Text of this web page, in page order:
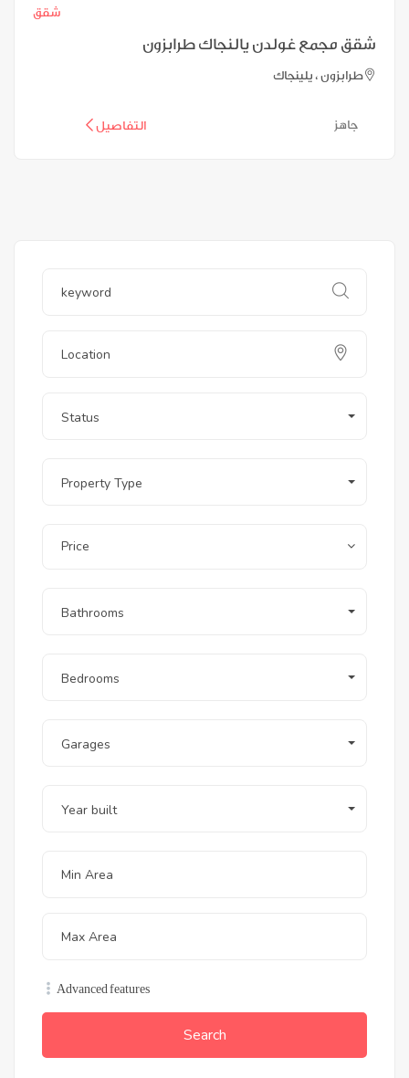
شقق
شقق مجمع غولدن يالنجاك طرابزون
طرابزون ، يلينجاك
التفاصيل
Status
Property Type
Price
Bathrooms
Bedrooms
Garages
Year built
Advanced features
Search